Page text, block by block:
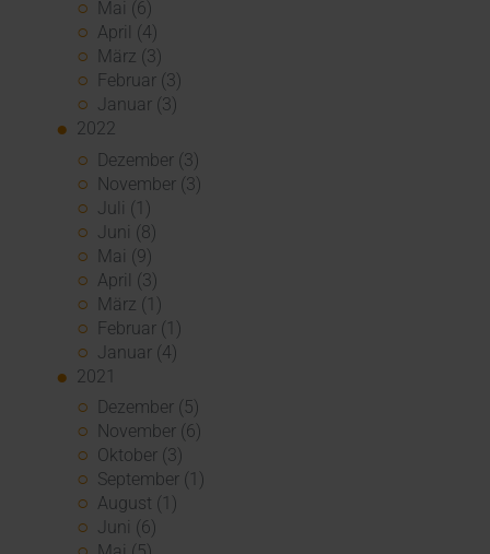
Mai (6)
April (4)
März (3)
Februar (3)
Januar (3)
2022
Dezember (3)
November (3)
Juli (1)
Juni (8)
Mai (9)
April (3)
März (1)
Februar (1)
Januar (4)
2021
Dezember (5)
November (6)
Oktober (3)
September (1)
August (1)
Juni (6)